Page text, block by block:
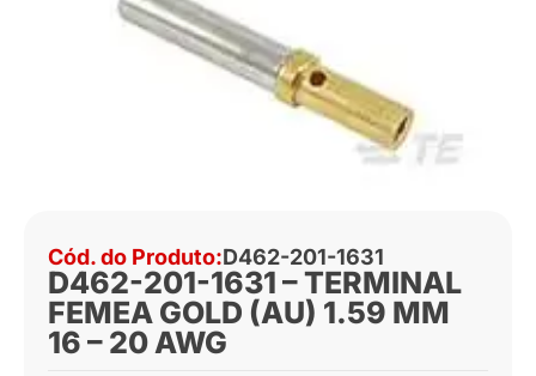
Cód. do Produto:D462-201-1631
D462-201-1631 – TERMINAL
FEMEA GOLD (AU) 1.59 MM
16 – 20 AWG